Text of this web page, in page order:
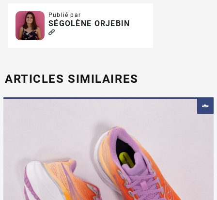
Publié par
SÉGOLÈNE ORJEBIN
ARTICLES SIMILAIRES